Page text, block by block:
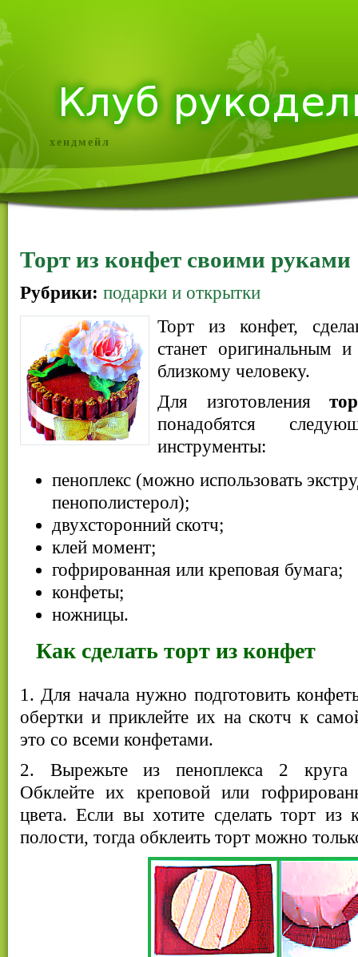
хендмейл
Торт из конфет своими руками
Рубрики: подарки и открытки
Торт из конфет,
станет оригинальным
близкому человеку.
Для изготовления
понадобятся
инструменты:
пеноплекс (можно использовать
пенополистерол);
двухсторонний скотч;
клей момент;
гофрированная или креповая бумага;
конфеты;
ножницы.
Как сделать торт из конфет
1. Для начала нужно подготовить
обертки и приклейте их на скотч к
это со всеми конфетами.
2. Вырежьте из пеноплекса 2 круга
Обклейте их креповой или
цвета. Если вы хотите сделать торт из
полости, тогда обклеить торт можно